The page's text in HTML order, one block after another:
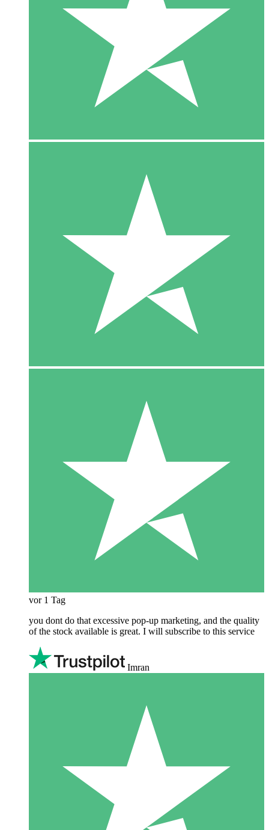
vor 1 Tag
you dont do that excessive pop-up marketing, and the quality
of the stock available is great. I will subscribe to this service
Imran